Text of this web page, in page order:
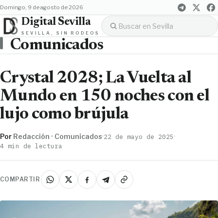
domingo, 9 de agosto de 2026
Digital Sevilla
SEVILLA, SIN RODEOS
Comunicados
Crystal 2028; La Vuelta al
Mundo en 150 noches con el
lujo como brújula
Por Redacción · Comunicados·22 de mayo de 2025·
4 min de lectura
COMPARTIR